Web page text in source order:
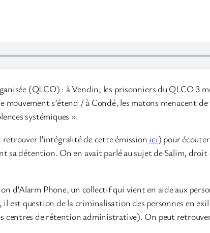
(QLCO) : à Vendin, les prisonniers du QLCO 3
mouvement s’étend / à Condé, les matons menacent
systémiques ».
l’intégralité de cette émission ici) pour
détention. On en avait parlé au sujet de Salim,
d’Alarm Phone, un collectif qui vient en aide aux
est question de la criminalisation des personnes en
centres de rétention administrative). On peut